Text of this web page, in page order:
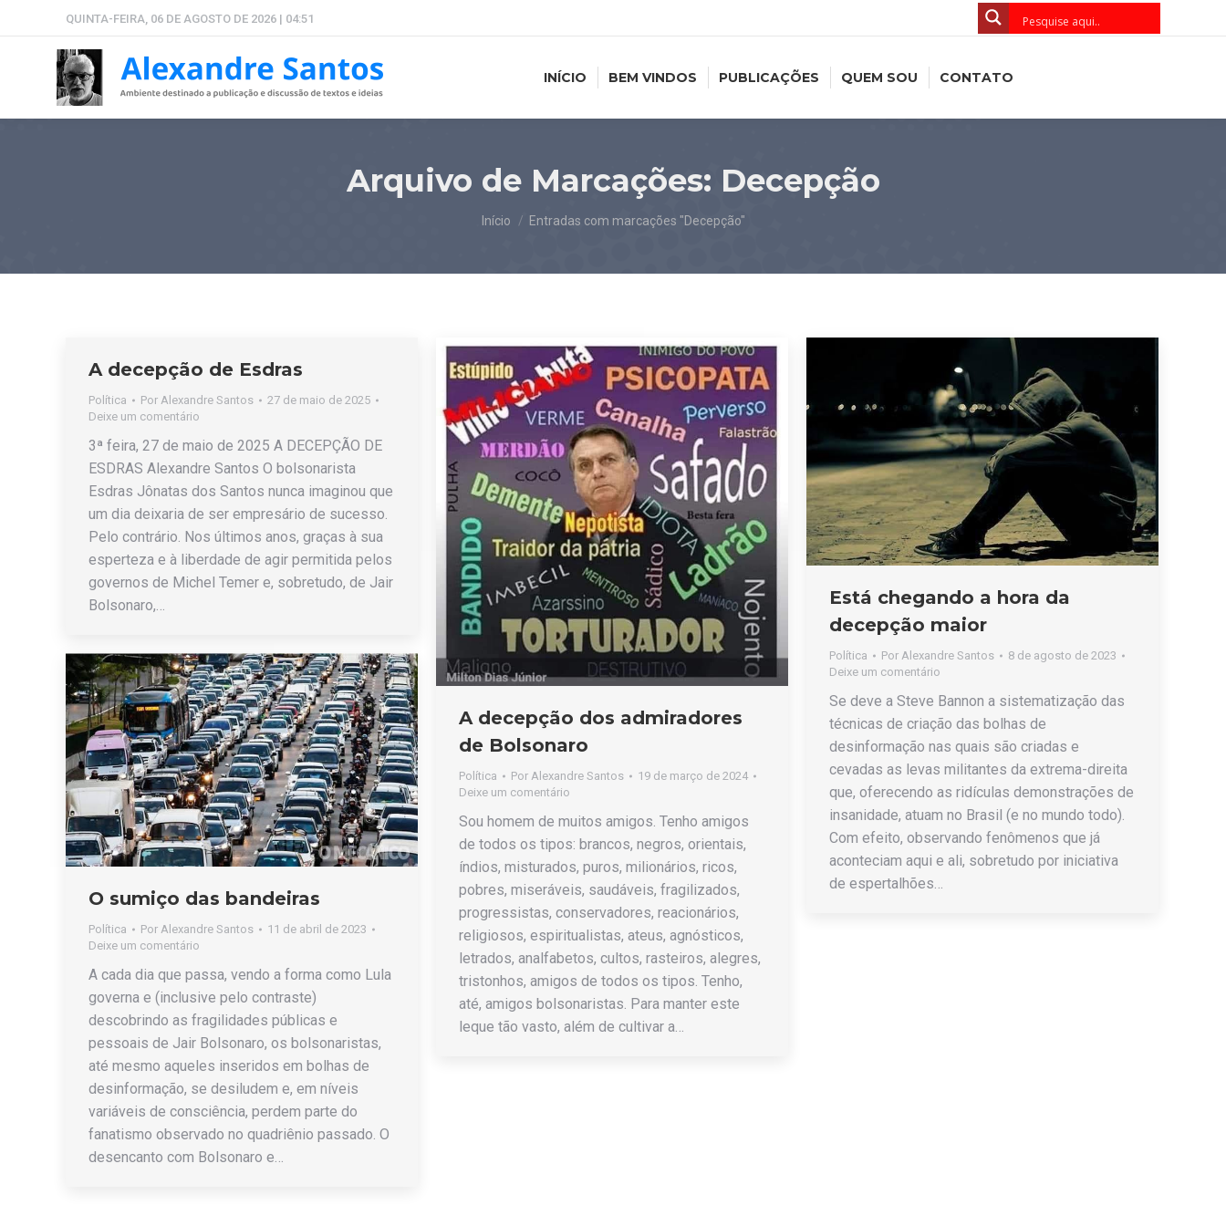
QUINTA-FEIRA, 06 DE AGOSTO DE 2026 | 04:51
INÍCIO BEM VINDOS PUBLICAÇÕES QUEM SOU CONTATO
Arquivo de Marcações: Decepção
Você está aqui:
Início Entradas com marcações "Decepção"
A decepção de Esdras
Política Por Alexandre Santos
27 de maio de 2025
Deixe um comentário
3ª feira, 27 de maio de 2025 A DECEPÇÃO DE
ESDRAS Alexandre Santos O bolsonarista
Esdras Jônatas dos Santos nunca imaginou que
um dia deixaria de ser empresário de sucesso.
Pelo contrário. Nos últimos anos, graças à sua
esperteza e à liberdade de agir permitida pelos
governos de Michel Temer e, sobretudo, de Jair
Bolsonaro,…
A decepção dos admiradores
de Bolsonaro
Política Por Alexandre Santos
19 de março de 2024
Deixe um comentário
Sou homem de muitos amigos. Tenho amigos
de todos os tipos: brancos, negros, orientais,
índios, misturados, puros, milionários, ricos,
pobres, miseráveis, saudáveis, fragilizados,
progressistas, conservadores, reacionários,
religiosos, espiritualistas, ateus, agnósticos,
letrados, analfabetos, cultos, rasteiros, alegres,
tristonhos, amigos de todos os tipos. Tenho,
até, amigos bolsonaristas. Para manter este
leque tão vasto, além de cultivar a…
Está chegando a hora da
decepção maior
Política Por Alexandre Santos
8 de agosto de 2023
Deixe um comentário
Se deve a Steve Bannon a sistematização das
técnicas de criação das bolhas de
desinformação nas quais são criadas e
cevadas as levas militantes da extrema-direita
que, oferecendo as ridículas demonstrações de
insanidade, atuam no Brasil (e no mundo todo).
Com efeito, observando fenômenos que já
aconteciam aqui e ali, sobretudo por iniciativa
de espertalhões…
O sumiço das bandeiras
Política Por Alexandre Santos
11 de abril de 2023
Deixe um comentário
A cada dia que passa, vendo a forma como Lula
governa e (inclusive pelo contraste)
descobrindo as fragilidades públicas e
pessoais de Jair Bolsonaro, os bolsonaristas,
até mesmo aqueles inseridos em bolhas de
desinformação, se desiludem e, em níveis
variáveis de consciência, perdem parte do
fanatismo observado no quadriênio passado. O
desencanto com Bolsonaro e…